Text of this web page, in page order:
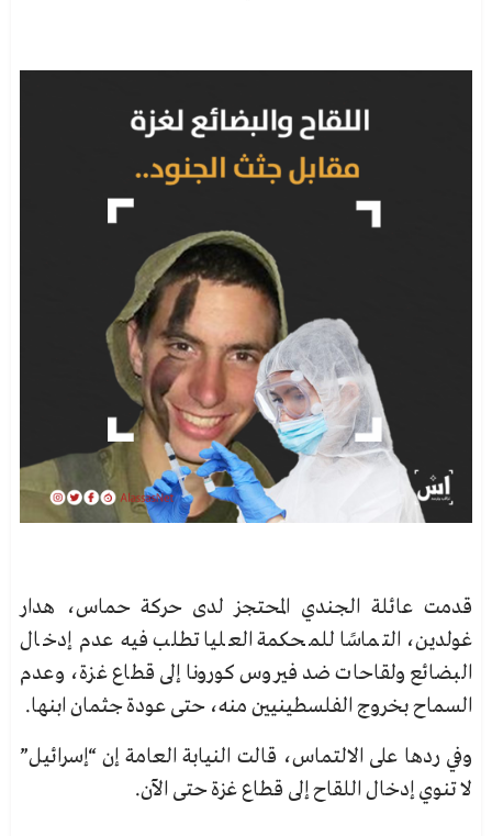
قدمت عائلة الجندي المحتجز لدى حركة حماس، هدار
غولدين، التماسًا للمحكمة العليا تطلب فيه عدم إدخال
البضائع ولقاحات ضد فيروس كورونا إلى قطاع غزة، وعدم
السماح بخروج الفلسطينيين منه، حتى عودة جثمان ابنها.
وفي ردها على الالتماس، قالت النيابة العامة إن “إسرائيل”
لا تنوي إدخال اللقاح إلى قطاع غزة حتى الآن.